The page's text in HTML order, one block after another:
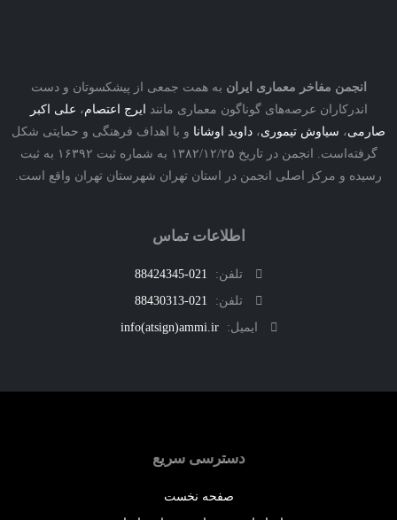
مفاخر معماری ایرانبه همت جمعی از پیشکسوتان و دست
عرصه‌های گوناگون معماری مانندایرج اعتصام،علی اکبر
،سیاوش تیموری،داوید اوشاناو با اهداف فرهنگی و حمایتی شکل
گرفته‌است. انجمن در تاریخ ۱۳۸۲/۱۲/۲۵ به شماره ثبت ۱۶۳۹۲ به ثبت
و مرکز اصلی انجمن در استان تهران شهرستان تهران واقع است.
اطلاعات تماس
تلفن:
021-88424345
تلفن:
021-88430313
ایمیل:
info(atsign)ammi.ir
دسترسی سریع
صفحه نخست